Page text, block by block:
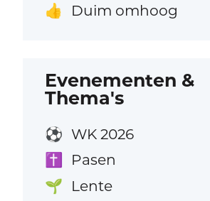
👍 Duim omhoog
Evenementen &
Thema's
⚽ WK 2026
✝️ Pasen
🌱 Lente